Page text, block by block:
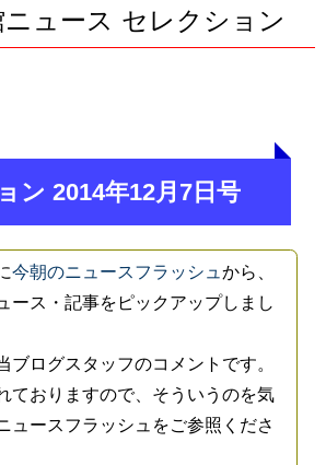
ュース セレクション
ン 2014年12月7日号
今朝のニュースフラッシュから、
ース・記事をピックアップしまし
ログスタッフのコメントです。
ておりますので、そういうのを気
ュースフラッシュをご参照くださ